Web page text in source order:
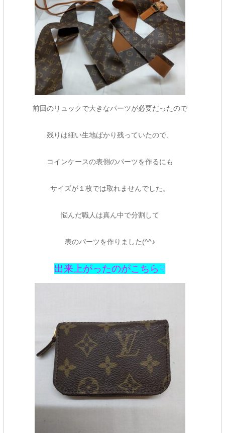
前回のリュックで大きなパーツが必要だったので
残りは細い生地ばかり残っていたので、
コインケースの表側のパーツを作るにも
サイズが１枚では取れませんでした。
悩んだ職人は真ん中で分割して
表のパーツを作りました(^^♪
出来上がったのがこちら☟